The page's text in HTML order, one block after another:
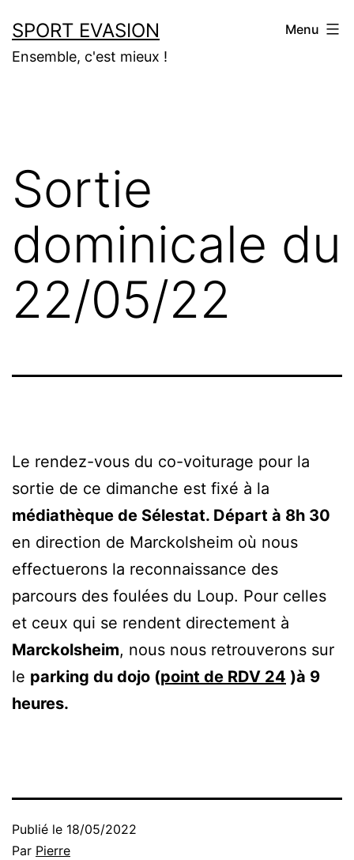
au
contenu
SPORT EVASION
Ensemble, c'est mieux !
Menu
Sortie
dominicale du
22/05/22
Le rendez-vous du co-voiturage pour la
sortie de ce dimanche est fixé à la
médiathèque de Sélestat. Départ à 8h 30
en direction de Marckolsheim où nous
effectuerons la reconnaissance des
parcours des foulées du Loup. Pour celles
et ceux qui se rendent directement à
Marckolsheim, nous nous retrouverons sur
le parking du dojo (point de RDV 24 )à 9
heures.
Publié le 18/05/2022
Par Pierre